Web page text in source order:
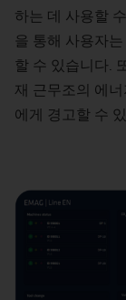
하는 데 사용할
을 통해 사용자
할 수 있습니다.
재 근무조의 에
에게 경고할 수